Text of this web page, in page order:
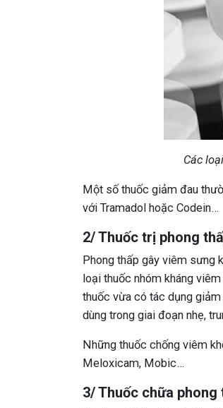
Các
Một số thuốc giảm đau
với Tramadol hoặc Codein…
2/ Thuốc trị phong
Phong thấp gây viêm sưng
loại thuốc nhóm kháng
thuốc vừa có tác dụng
dùng trong giai đoạn nhẹ,
Những thuốc chống viêm
Meloxicam, Mobic…
3/ Thuốc chữa